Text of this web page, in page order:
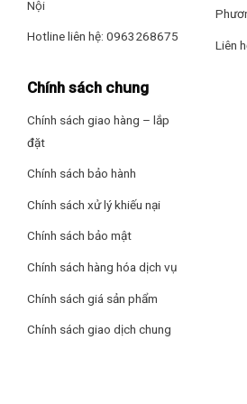
Chân tủ được lắp đặt 4 bánh xe chịu
dễ dàng hơn mà không tốn nhiều sức.
Nội
Hotline liên hệ: 0963268675
Liên
Chính sách chung
Chính sách giao hàng – lắp
đặt
Chính sách bảo hành
Chính sách xử lý khiếu nại
Chính sách bảo mật
Chính sách hàng hóa dịch vụ
Chính sách giá sản phẩm
Chính sách giao dịch chung